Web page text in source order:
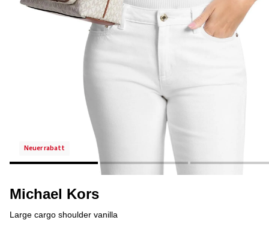
neuer rabatt
Michael Kors
large cargo shoulder vanilla